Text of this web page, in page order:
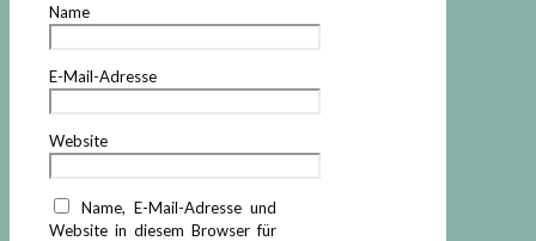
Name
E-Mail-Adresse
Website
Name, E-Mail-Adresse und
Website in diesem Browser für